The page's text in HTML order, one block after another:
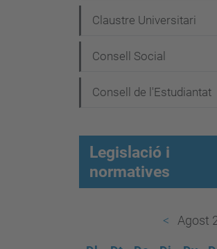
c
i
Claustre Universitari
Consell Social
Consell de l'Estudiantat
Legislació i
normatives
Agost